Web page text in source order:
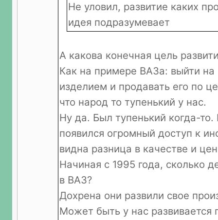
Не уловил, развитие каких
идея подразумевает
А какова конечная цель
Как на примере ВАЗа: выйти
изделием и продавать его по
что народ то тупенький у нас.
Ну да. Был тупенький когда-
появился огромный доступ к
видна разница в качестве и
Начиная с 1995 года, сколько
в ВАЗ?
Дохрена они развили свое
Может быть у нас развивается